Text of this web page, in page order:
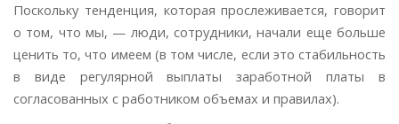
Поскольку тенденция, которая прослеживается, говорит
о том, что мы, — люди, сотрудники, начали еще больше
ценить то, что имеем (в том числе, если это стабильность
в виде регулярной выплаты заработной платы в
согласованных с работником объемах и правилах).